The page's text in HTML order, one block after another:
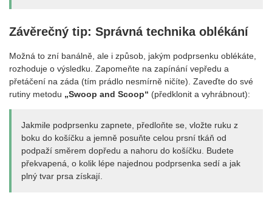
Závěrečný tip: Správná technika oblékání
Možná to zní banálně, ale i způsob, jakým podprsenku oblékáte,
rozhoduje o výsledku. Zapomeňte na zapínání vepředu a
přetáčení na záda (tím prádlo nesmírně ničíte). Zaveďte do své
rutiny metodu „Swoop and Scoop“ (předklonit a vyhrábnout):
Jakmile podprsenku zapnete, předloňte se, vložte ruku z
boku do košíčku a jemně posuňte celou prsní tkáň od
podpaží směrem dopředu a nahoru do košíčku. Budete
překvapená, o kolik lépe najednou podprsenka sedí a jak
plný tvar prsa získají.